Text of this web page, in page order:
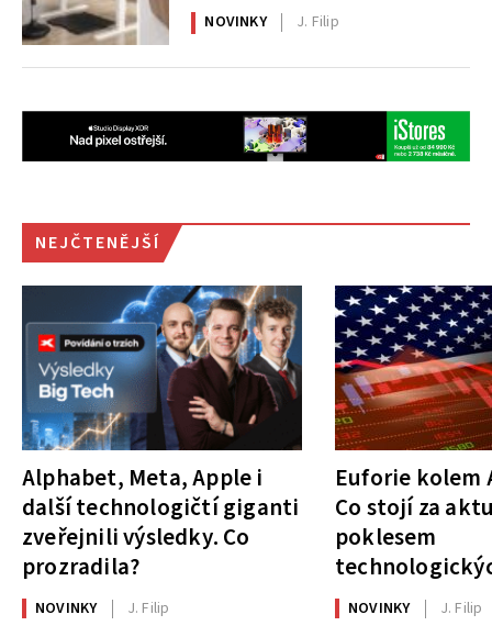
AlzaErgo
NOVINKY J. Filip
NEJČTENĚJŠÍ
Alphabet, Meta, Apple i
další technologičtí giganti
zveřejnili výsledky. Co
prozradila?
NOVINKY J. Filip
Euforie kolem
Co stojí za
poklesem
NOVINKY J. Filip